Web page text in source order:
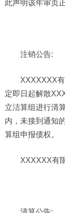
此声明该年审页
注销公告:
XXXXXXX
定即日起解散
立洁算组进行清
内，未接到通知
算组申报债权。
XXXXXX有